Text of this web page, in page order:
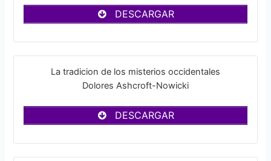
DESCARGAR
La tradicion de los misterios occidentales
Dolores Ashcroft-Nowicki
DESCARGAR